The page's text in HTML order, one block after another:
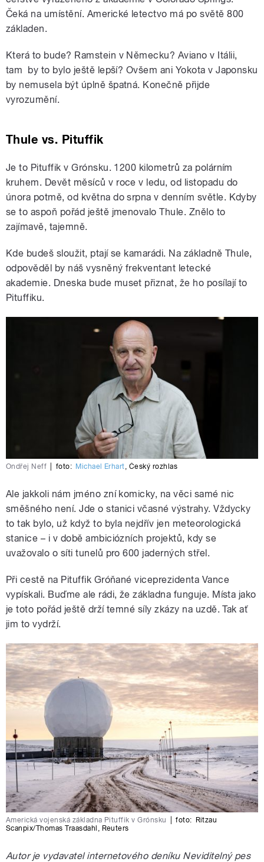
Čeká na umístění. Americké letectvo má po světě 800
základen.
Která to bude? Ramstein v Německu? Aviano v Itálii,
tam by to bylo ještě lepší? Ovšem ani Yokota v Japonsku
by nemusela být úplně špatná. Konečně přijde
vyrozumění.
Thule vs. Pituffik
Je to Pituffik v Grónsku. 1200 kilometrů za polárním
kruhem. Devět měsíců v roce v ledu, od listopadu do
února potmě, od května do srpna v denním světle. Kdyby
se to aspoň pořád ještě jmenovalo Thule. Znělo to
zajímavě, tajemně.
Kde budeš sloužit, ptají se kamarádi. Na základně Thule,
odpověděl by náš vysněný frekventant letecké
akademie. Dneska bude muset přiznat, že ho posílají to
Pituffiku.
Ondřej Neff foto: Michael Erhart, Český rozhlas
Ale jakkoli nám jméno zní komicky, na věci samé nic
směšného není. Jde o stanici včasné výstrahy. Vždycky
to tak bylo, už když to byla nejdřív jen meteorologická
stanice – i v době ambiciózních projektů, kdy se
uvažovalo o síti tunelů pro 600 jaderných střel.
Při cestě na Pituffik Gróňané viceprezidenta Vance
vypískali. Buďme ale rádi, že základna funguje. Místa jako
je toto pořád ještě drží temné síly zkázy na uzdě. Tak ať
jim to vydrží.
Americká vojenská základna Pituffik v Grónsku foto: Ritzau
Scanpix/Thomas Traasdahl
Reuters
Autor je vydavatel internetového deníku Neviditelný pes